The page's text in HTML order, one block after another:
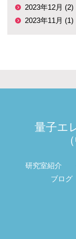
2023年12月 (2)
2023年11月 (1)
量子エ
研究室紹介
ブログ